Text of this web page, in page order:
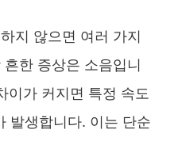
지 않으면 여러 가지
한 증상은 소음입니
이가 커지면 특정 속도
발생합니다. 이는 단순